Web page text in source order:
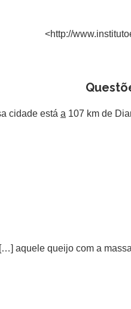
<http://
cidade está a 107 km de
aquele queijo com a